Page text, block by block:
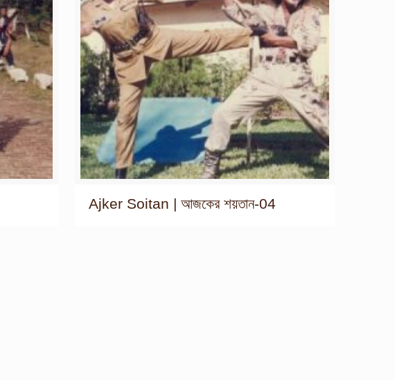
Ajker Soitan | আজকের শয়তান-04